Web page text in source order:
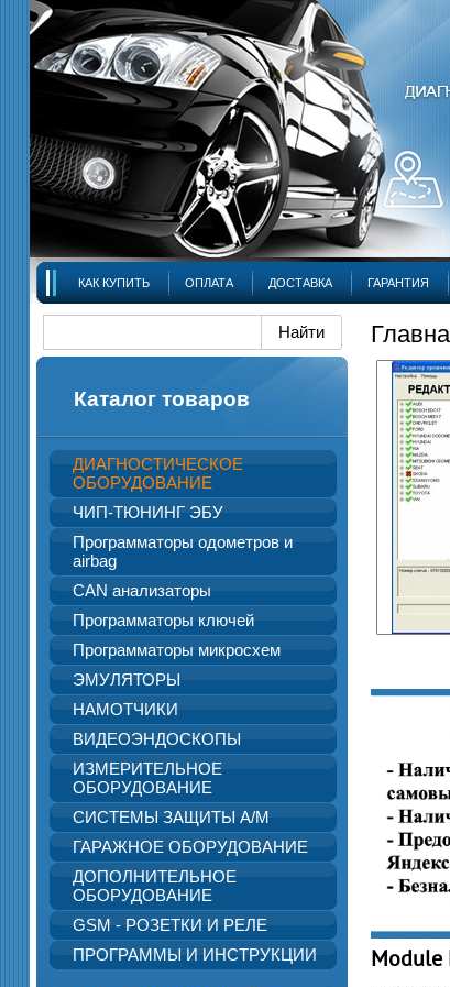
КАК КУПИТЬ ОПЛАТА ДОСТАВКА ГАРАНТИЯ
Каталог товаров
ДИАГНОСТИЧЕСКОЕ
ОБОРУДОВАНИЕ
ЧИП-ТЮНИНГ ЭБУ
Программаторы одометров и
airbag
CAN анализаторы
Программаторы ключей
Программаторы микросхем
ЭМУЛЯТОРЫ
НАМОТЧИКИ
ВИДЕОЭНДОСКОПЫ
ИЗМЕРИТЕЛЬНОЕ
ОБОРУДОВАНИЕ
СИСТЕМЫ ЗАЩИТЫ А/М
ГАРАЖНОЕ ОБОРУДОВАНИЕ
ДОПОЛНИТЕЛЬНОЕ
ОБОРУДОВАНИЕ
GSM - РОЗЕТКИ И РЕЛЕ
ПРОГРАММЫ И ИНСТРУКЦИИ
Module